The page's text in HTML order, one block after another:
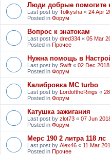
Люди добрые помогите
Last post by Tolkysha « 24 Apr
Posted in Форум
Вопрос к знатокам
Last post by dred334 « 05 Mar
Posted in Прочее
Нужна помощь в
Last post by Swift « 02 Dec
Posted in Форум
Калибровка MC turbo
Last post by LordoftheRings «
Posted in Форум
Катушка зажигания
Last post by zlot73 « 07 Jun
Posted in Форум
Мерс 190 2 литра 118 лс
Last post by Alex46 « 11 Mar
Posted in Прочее